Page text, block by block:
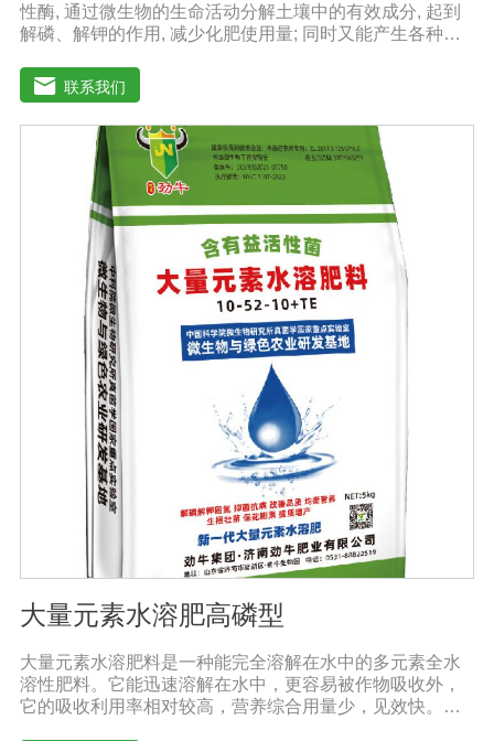
性酶, 通过微生物的生命活动分解土壤中的有效成分, 起到
解磷、解钾的作用, 减少化肥使用量; 同时又能产生各种农
刺激调节植物生长; 并且能产生抗生素、系统防卫酶等多种
物质, 可以抑制细菌或真菌性病害或诱导系统抗性, 间接达
到促进植物生长的作用。【产品功能】1、改善土填养分疏
松土壤, 提高土壤通透性和保水保肥能力, 增加土壤有机质
防止板结, 有效解决因连工连作、重茬等原因造成的减产问
题。2、解磷解钾、提高化肥利用率有效菌能分解土壤中的
有机质, 减少氨肥的流失; 其中解钾解磷菌能将土壤中固化
的化学钾肥、化学磷肥分解转化为速效钾、速效磷。3、改
善作物品质使用菌剂后, 作物中的蛋白质、糖分、氮基酸、
维生素等有益成分含量有所提高, 起到改善作物品质的作
用。4、增强作物的抗逆性能、提高产量分泌赤霉素、细胞
分裂素、生长素等活性物质, 刺激、调节、促进作物的生长
发育, 增强农作物的抗逆性能, 有利于农作物的增产5、预
防、抑制细菌、真菌性病害如:小麦根腐病、镰刀菌、姜腐
病、黄萎病、灰葡萄孢、香蕉与棉花等枯萎病。
联系我们
大量元素水溶肥高磷型
大量元素水溶肥料是一种能完全溶解在水中的多元素全水
溶性肥料。它能迅速溶解在水中，更容易被作物吸收外，
它的吸收利用率相对较高，营养综合用量少，见效快。用